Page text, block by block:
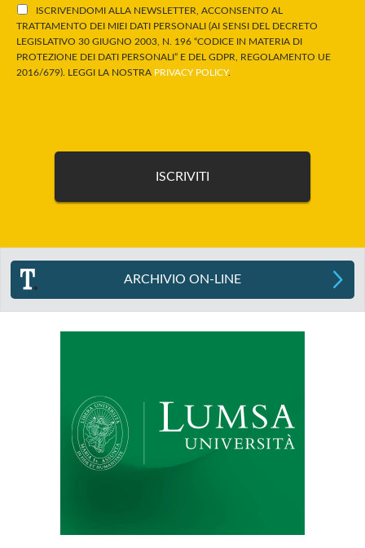
ISCRIVENDOMI ALLA NEWSLETTER, ACCONSENTO AL
TRATTAMENTO DEI MIEI DATI PERSONALI (AI SENSI DEL DECRETO
LEGISLATIVO 30 GIUGNO 2003, N. 196 “CODICE IN MATERIA DI
PROTEZIONE DEI DATI PERSONALI” E DEL GDPR, REGOLAMENTO UE
2016/679). LEGGI LA NOSTRA PRIVACY POLICY.
ARCHIVIO ON-LINE